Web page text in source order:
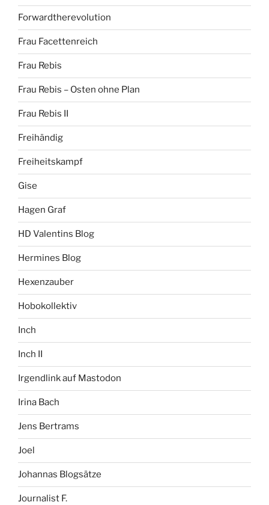
Forwardtherevolution
Frau Facettenreich
Frau Rebis
Frau Rebis – Osten ohne Plan
Frau Rebis II
Freihändig
Freiheitskampf
Gise
Hagen Graf
HD Valentins Blog
Hermines Blog
Hexenzauber
Hobokollektiv
Inch
Inch II
Irgendlink auf Mastodon
Irina Bach
Jens Bertrams
Joel
Johannas Blogsätze
Journalist F.